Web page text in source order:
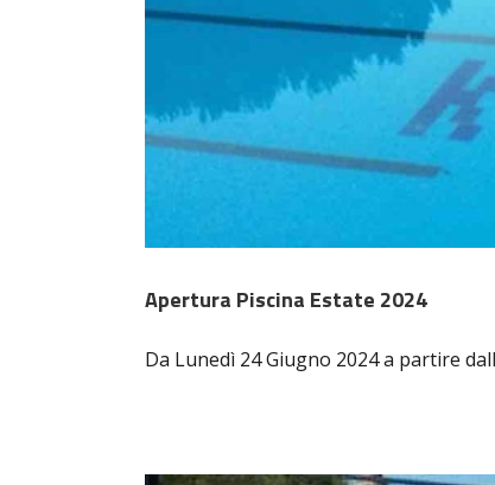
Apertura Piscina Estate 2024
Da Lunedì 24 Giugno 2024 a partire